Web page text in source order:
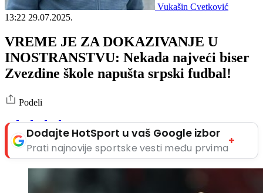
Vukašin Cvetković
13:22 29.07.2025.
VREME JE ZA DOKAZIVANJE U
INOSTRANSTVU: Nekada najveći biser
Zvezdine škole napušta srpski fudbal!
Podeli
Dodajte HotSport u vaš Google izbor
Prati najnovije sportske vesti među prvima
+